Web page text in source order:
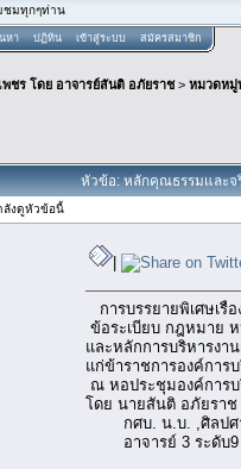
ชมทุกๆท่าน
หา ปฏิทิน เข้าสู่ระบบ สมัครสมาชิก
ชร โดย อาจารย์สันติ อภัยราช> หมวดหมู่
หัวข้อ: หลักคุณธรรมและจ
ลังดูหัวข้อนี้
|
การบรรยายพิเศษเรื่อ
ข้อระเบียบ กฎหมาย
และหลักการบริหารงา
แก่ข้าราชการองค์การ
ณ หอประชุมองค์การบ
โดย นายสันติ อภัยราช
กศบ. น.บ. ,ศิลปศา
อาจารย์ 3 ระดับ9